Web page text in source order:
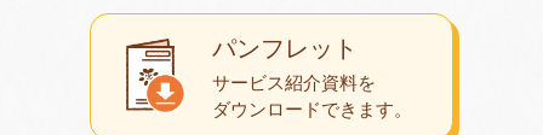
パンフレット
サービス紹介資料を
ダウンロードできます。